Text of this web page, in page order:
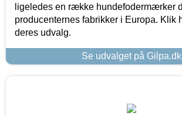
ligeledes en række hundefodermærker
producenternes fabrikker i Europa. Klik
deres udvalg.
Se udvalget på Gilpa.dk